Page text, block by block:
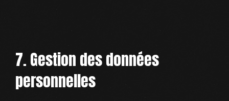
7. Gestion des données
personnelles